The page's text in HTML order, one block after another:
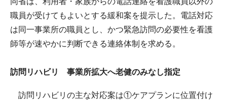
職員が受けてもよいとする緩和案を提示した。電話対応
は同一事業所の職員とし、かつ緊急訪問の必要性を看護
師等が速やかに判断できる連絡体制を求める。
訪問リハビリ 事業所拡大へ老健のみなし指定
訪問リハビリの主な対応案は①ケアプランに位置付け